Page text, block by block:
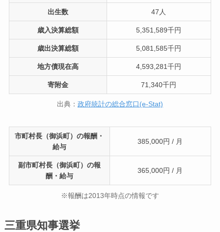
出生数 47人
歳入決算総額 5,351,589千円
歳出決算総額 5,081,585千円
地方債現在高 4,593,281千円
寄附金 71,340千円
出典： 政府統計の総合窓口(e-Stat)
市町村長（御浜町）の報酬・
給与
385,000円 / 月
副市町村長（御浜町）の報
酬・給与
365,000円 / 月
※報酬は2013年時点の情報です
三重県知事選挙